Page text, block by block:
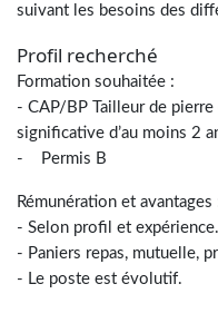
suivant les besoins des
Profil recherché
Formation souhaitée :
- CAP/BP Tailleur de
significative d’au moins 2
- Permis B
Rémunération et avantages
- Selon profil et expérience.
- Paniers repas, mutuelle,
- Le poste est évolutif.